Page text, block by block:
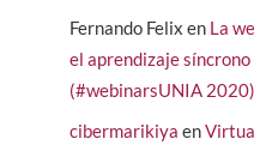
Fernando Felix en La
el aprendizaje
(#webinarsUNIA 2020)
cibermarikiya en